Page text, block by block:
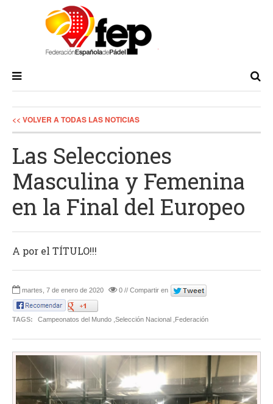
<< VOLVER A TODAS LAS NOTICIAS
Las Selecciones
Masculina y Femenina
en la Final del Europeo
A por el TÍTULO!!!
martes, 7 de enero de 2020 0 // Compartir en
TAGS: Campeonatos del Mundo ,Selección Nacional ,Federación